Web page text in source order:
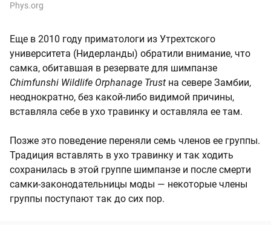
Phys.org
Еще в 2010 году приматологи из Утрехтского
университета (Нидерланды) обратили внимание, что
самка, обитавшая в резервате для шимпанзе
Chimfunshi Wildlife Orphanage Trust на севере Замбии,
неоднократно, без какой-либо видимой причины,
вставляла себе в ухо травинку и оставляла ее там.
Позже это поведение переняли семь членов ее группы.
Традиция вставлять в ухо травинку и так ходить
сохранилась в этой группе шимпанзе и после смерти
самки-законодательницы моды — некоторые члены
группы поступают так до сих пор.